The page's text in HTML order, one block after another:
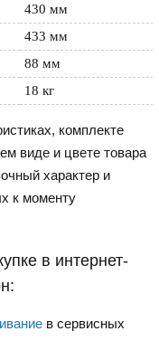
430 мм
433 мм
88 мм
18 кг
комплекте
виде и цвете товара
характер и
к моменту
в интернет-
в сервисных